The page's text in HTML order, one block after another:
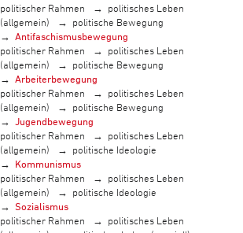
politischer Rahmen
politisches Leben
(allgemein)
politische Bewegung
Antifaschismusbewegung
politischer Rahmen
politisches Leben
(allgemein)
politische Bewegung
Arbeiterbewegung
politischer Rahmen
politisches Leben
(allgemein)
politische Bewegung
Jugendbewegung
politischer Rahmen
politisches Leben
(allgemein)
politische Ideologie
Kommunismus
politischer Rahmen
politisches Leben
(allgemein)
politische Ideologie
Sozialismus
politischer Rahmen
politisches Leben